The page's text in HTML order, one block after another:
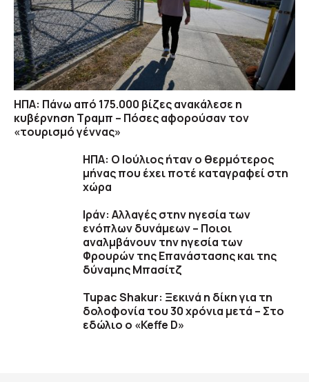
ΗΠΑ: Πάνω από 175.000 βίζες ανακάλεσε η
κυβέρνηση Τραμπ – Πόσες αφορούσαν τον
«τουρισμό γέννας»
ΗΠΑ: Ο Ιούλιος ήταν ο θερμότερος
μήνας που έχει ποτέ καταγραφεί στη
χώρα
Ιράν: Αλλαγές στην ηγεσία των
ενόπλων δυνάμεων – Ποιοι
αναλμβάνουν την ηγεσία των
Φρουρών της Επανάστασης και της
δύναμης Μπασίτζ
Tupac Shakur: Ξεκινά η δίκη για τη
δολοφονία του 30 χρόνια μετά – Στο
εδώλιο ο «Keffe D»